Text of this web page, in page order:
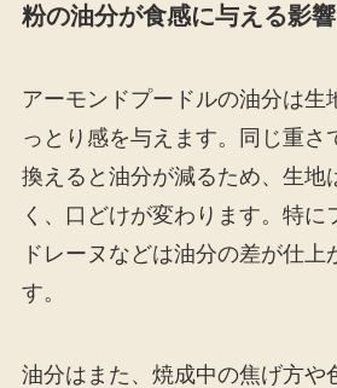
粉の油分が食感に与える影響
アーモンドプードルの油分は生
っとり感を与えます。同じ重さ
換えると油分が減るため、生地
く、口どけが変わります。特に
ドレーヌなどは油分の差が仕上
す。
油分はまた、焼成中の焦げ方や